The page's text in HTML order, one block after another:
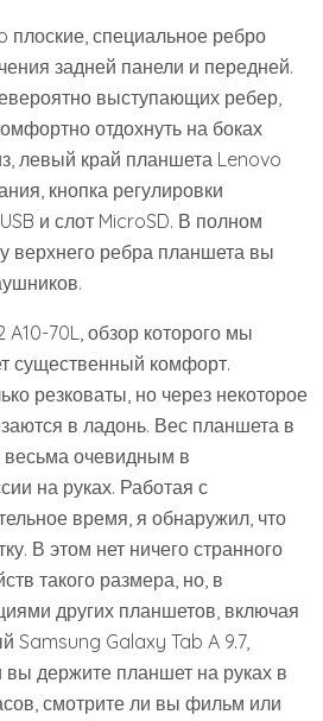
плоские, специальное ребро
задней панели и передней.
выступающих ребер,
отдохнуть на боках
левый край планшета Lenovo
кнопка регулировки
и слот MicroSD. В полном
верхнего ребра планшета вы
70L, обзор которого мы
существенный комфорт.
резковаты, но через некоторое
в ладонь. Вес планшета в
весьма очевидным в
на руках. Работая с
время, я обнаружил, что
В этом нет ничего странного
такого размера, но, в
других планшетов, включая
Samsung Galaxy Tab A 9.7,
вы держите планшет на руках в
смотрите ли вы фильм или